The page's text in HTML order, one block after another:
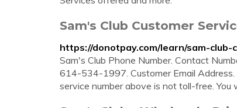
Sam's Club Customer
https://donotpay.com/learn/sam-
Sam's Club Phone Number. Contact
614-534-1997. Customer Email Address.
service number above is not toll-free. You